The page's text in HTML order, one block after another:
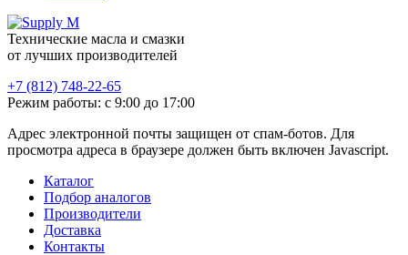
Технические масла и смазки
от лучших производителей
+7 (812) 748-22-65
Режим работы: с 9:00 до 17:00
Адрес электронной почты защищен от спам-ботов. Для
просмотра адреса в браузере должен быть включен Javascript.
Каталог
Подбор аналогов
Производители
Доставка
Контакты